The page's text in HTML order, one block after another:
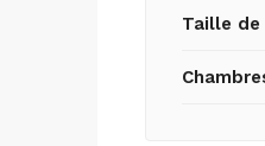
Taille